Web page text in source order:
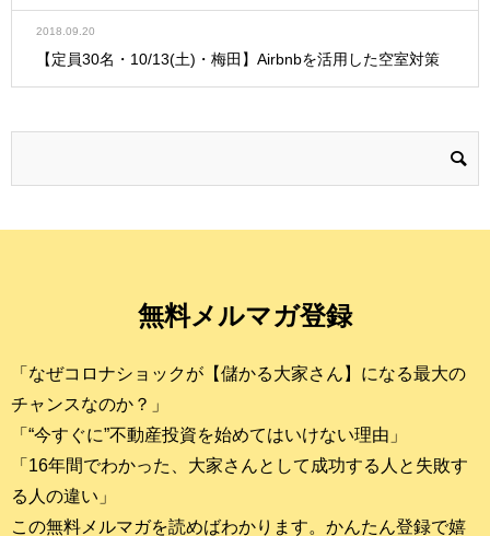
2018.09.20
【定員30名・10/13(土)・梅田】Airbnbを活用した空室対策
無料メルマガ登録
「なぜコロナショックが【儲かる大家さん】になる最大の
チャンスなのか？」
「“今すぐに”不動産投資を始めてはいけない理由」
「16年間でわかった、大家さんとして成功する人と失敗す
る人の違い」
この無料メルマガを読めばわかります。かんたん登録で嬉